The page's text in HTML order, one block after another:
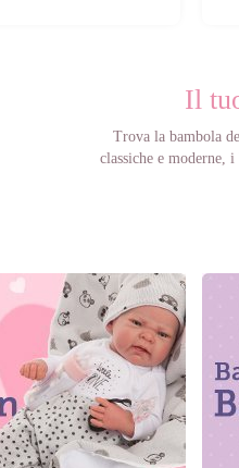
Il
Trova la bambola
classiche e moderne,